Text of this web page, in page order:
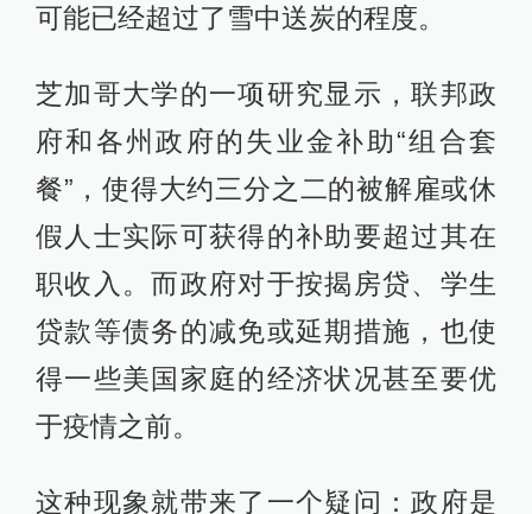
可能已经超过了雪中送炭的程度。
芝加哥大学的一项研究显示，联邦政
府和各州政府的失业金补助“组合套
餐”，使得大约三分之二的被解雇或休
假人士实际可获得的补助要超过其在
职收入。而政府对于按揭房贷、学生
贷款等债务的减免或延期措施，也使
得一些美国家庭的经济状况甚至要优
于疫情之前。
这种现象就带来了一个疑问：政府是